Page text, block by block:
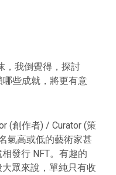
，我倒覺得，探討
哪些成就，將更有意
(創作者) / Curator (策
氣高或低的藝術家甚
發行 NFT。有趣的
眾來說，單純只有收